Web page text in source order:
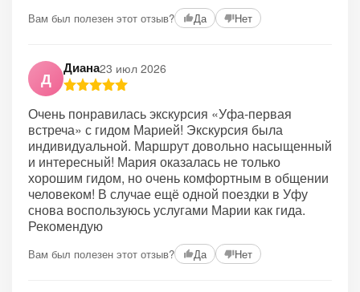
Вам был полезен этот отзыв? Да Нет
Д
Диана23 июл 2026
Очень понравилась экскурсия «Уфа-первая
встреча» с гидом Марией! Экскурсия была
индивидуальной. Маршрут довольно насыщенный
и интересный! Мария оказалась не только
хорошим гидом, но очень комфортным в общении
человеком! В случае ещё одной поездки в Уфу
снова воспользуюсь услугами Марии как гида.
Рекомендую
Вам был полезен этот отзыв? Да Нет